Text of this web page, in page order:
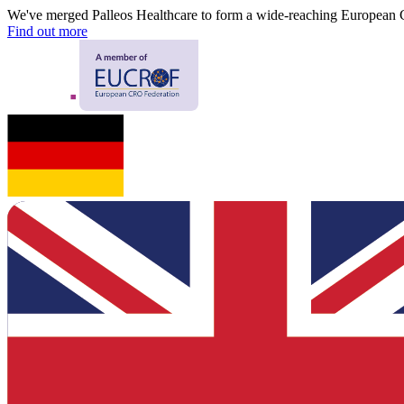
We've merged Palleos Healthcare to form a wide-reaching European
Find out more